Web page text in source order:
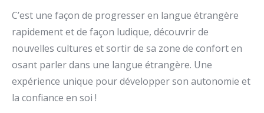
C’est une façon de progresser en langue étrangère
rapidement et de façon ludique, découvrir de
nouvelles cultures et sortir de sa zone de confort en
osant parler dans une langue étrangère. Une
expérience unique pour développer son autonomie et
la confiance en soi !